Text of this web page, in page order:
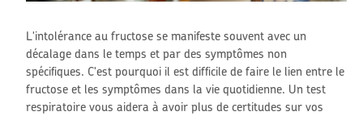
L'intolérance au fructose se manifeste souvent avec un
décalage dans le temps et par des symptômes non
spécifiques. C'est pourquoi il est difficile de faire le lien entre le
fructose et les symptômes dans la vie quotidienne. Un test
respiratoire vous aidera à avoir plus de certitudes sur vos